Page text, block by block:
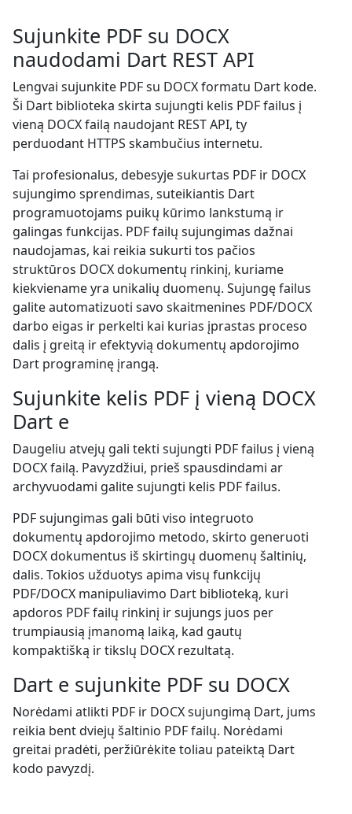
Sujunkite PDF su DOCX
naudodami Dart REST API
Lengvai sujunkite PDF su DOCX formatu Dart kode.
Ši Dart biblioteka skirta sujungti kelis PDF failus į
vieną DOCX failą naudojant REST API, ty
perduodant HTTPS skambučius internetu.
Tai profesionalus, debesyje sukurtas PDF ir DOCX
sujungimo sprendimas, suteikiantis Dart
programuotojams puikų kūrimo lankstumą ir
galingas funkcijas. PDF failų sujungimas dažnai
naudojamas, kai reikia sukurti tos pačios
struktūros DOCX dokumentų rinkinį, kuriame
kiekviename yra unikalių duomenų. Sujungę failus
galite automatizuoti savo skaitmenines PDF/DOCX
darbo eigas ir perkelti kai kurias įprastas proceso
dalis į greitą ir efektyvią dokumentų apdorojimo
Dart programinę įrangą.
Sujunkite kelis PDF į vieną DOCX
Dart e
Daugeliu atvejų gali tekti sujungti PDF failus į vieną
DOCX failą. Pavyzdžiui, prieš spausdindami ar
archyvuodami galite sujungti kelis PDF failus.
PDF sujungimas gali būti viso integruoto
dokumentų apdorojimo metodo, skirto generuoti
DOCX dokumentus iš skirtingų duomenų šaltinių,
dalis. Tokios užduotys apima visų funkcijų
PDF/DOCX manipuliavimo Dart biblioteką, kuri
apdoros PDF failų rinkinį ir sujungs juos per
trumpiausią įmanomą laiką, kad gautų
kompaktišką ir tikslų DOCX rezultatą.
Dart e sujunkite PDF su DOCX
Norėdami atlikti PDF ir DOCX sujungimą Dart, jums
reikia bent dviejų šaltinio PDF failų. Norėdami
greitai pradėti, peržiūrėkite toliau pateiktą Dart
kodo pavyzdį.